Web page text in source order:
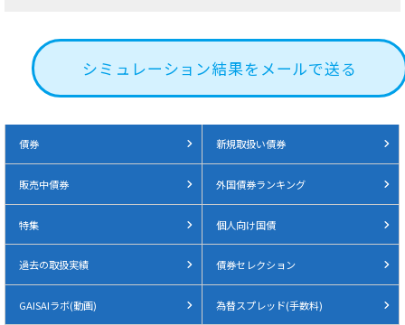
シミュレーション結果をメールで送る
債券 新規取扱い債券
販売中債券 外国債券ランキング
特集 個人向け国債
過去の取扱実績 債券セレクション
GAISAIラボ(動画) 為替スプレッド(手数料)